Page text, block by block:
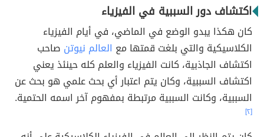
اكتشاف دور السببية في الفيزياء
كان هكذا يبدو الوضع في الماضي، في أيام الفيزياء
الكلاسيكية والتي بلغت قمتها مع العالم نيوتن صاحب
اكتشاف الجاذبية، كانت الفيزياء والعلم كله حينئذ يعني
اكتشاف السببية، وكان يتم اعتبار أي بحث علمي هو بحث عن
السببية، وكانت السببية مرتبطة بمفهوم آخر اسمه الحتمية.
[٢]